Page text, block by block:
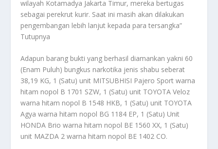
wilayah Kotamadya Jakarta Timur, mereka bertugas
sebagai perekrut kurir. Saat ini masih akan dilakukan
pengembangan lebih lanjut kepada para tersangka”
Tutupnya
Adapun barang bukti yang berhasil diamankan yakni 60
(Enam Puluh) bungkus narkotika jenis shabu seberat
38,19 KG, 1 (Satu) unit MITSUBHISI Pajero Sport warna
hitam nopol B 1701 SZW, 1 (Satu) unit TOYOTA Veloz
warna hitam nopol B 1548 HKB, 1 (Satu) unit TOYOTA
Agya warna hitam nopol BG 1184 EP, 1 (Satu) Unit
HONDA Brio warna hitam nopol BE 1560 XX, 1 (Satu)
unit MAZDA 2 warna hitam nopol BE 1402 CO.